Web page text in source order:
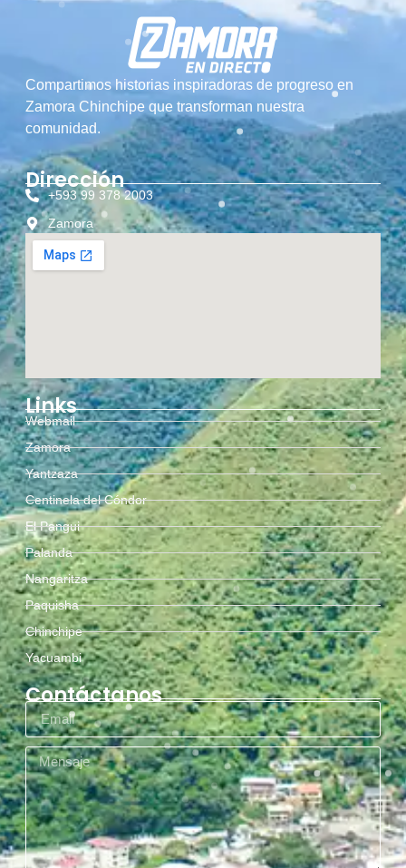
Compartimos historias inspiradoras de progreso en
Zamora Chinchipe que transforman nuestra
comunidad.
Dirección
+593 99 378 2003
Zamora
Links
Webmail
Zamora
Yantzaza
Centinela del Cóndor
El Pangui
Palanda
Nangaritza
Paquisha
Chinchipe
Yacuambi
Contáctanos